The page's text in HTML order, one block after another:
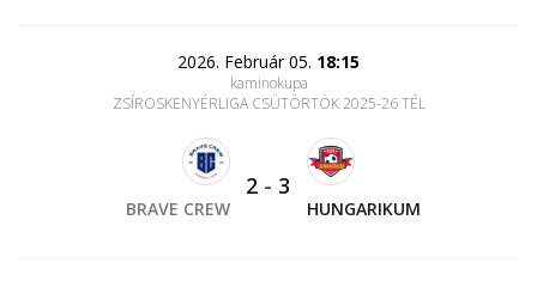
2026. Február 05. 18:15
kaminokupa
ZSÍROSKENYÉRLIGA CSÜTÖRTÖK 2025-26 TÉL
BRAVE CREW
2 - 3
HUNGARIKUM